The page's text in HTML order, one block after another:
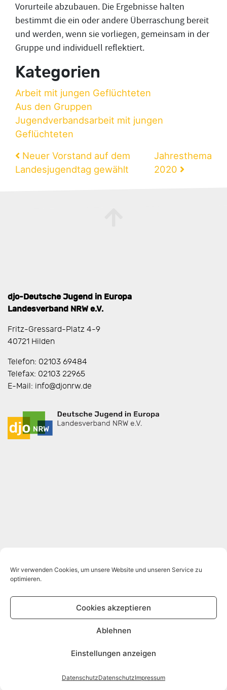
Wir verwenden Cookies, um unsere Website und unseren Service zu
optimieren.
Cookies akzeptieren
Ablehnen
Einstellungen anzeigen
DatenschutzDatenschutzImpressum
Vorurteile abzubauen. Die Ergebnisse halten
bestimmt die ein oder andere Überraschung bereit
und werden, wenn sie vorliegen, gemeinsam in der
Gruppe und individuell reflektiert.
Kategorien
Arbeit mit jungen Geflüchteten
Aus den Gruppen
Jugendverbandsarbeit mit jungen
Geflüchteten
Beitragsnavigation
Neuer Vorstand auf dem
Landesjugendtag gewählt
Jahresthema
2020
djo-Deutsche Jugend in Europa
Landesverband NRW e.V.
Fritz-Gressard-Platz 4-9
40721 Hilden
Telefon: 02103 69484
Telefax: 02103 22965
E-Mail: info@djonrw.de